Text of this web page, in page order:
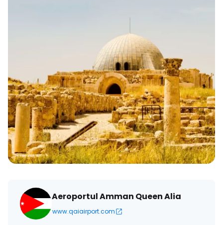
Aeroportul Amman Queen Alia
www.qaiairport.com
Continuați cu e-mailul